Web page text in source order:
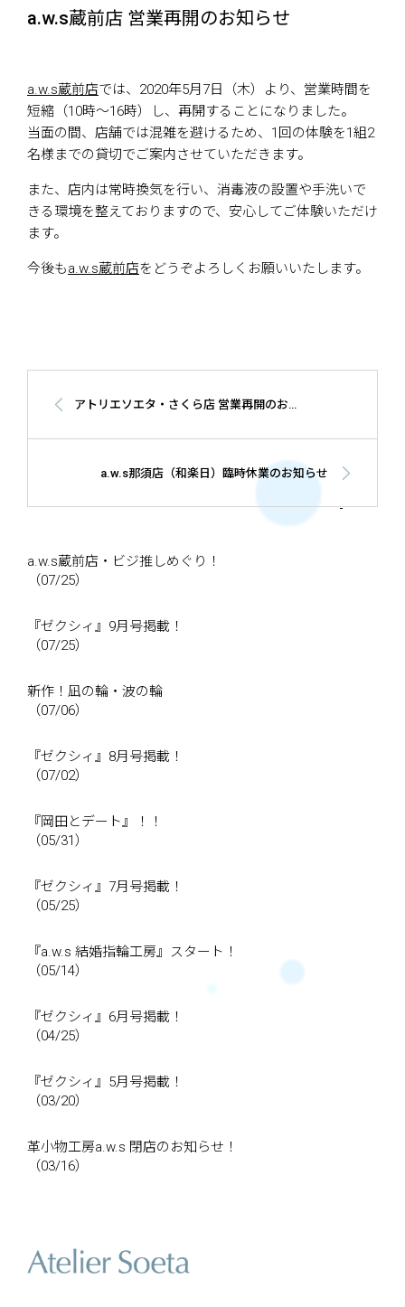
a.w.s蔵前店 営業再開のお知らせ
a.w.s蔵前店では、2020年5月7日（木）より、営業時間を
短縮（10時～16時）し、再開することになりました。
当面の間、店舗では混雑を避けるため、1回の体験を1組2
名様までの貸切でご案内させていただきます。
また、店内は常時換気を行い、消毒液の設置や手洗いで
きる環境を整えておりますので、安心してご体験いただけ
ます。
今後もa.w.s蔵前店をどうぞよろしくお願いいたします。
アトリエソエタ・さくら店 営業再開のお知らせ
a.w.s那須店（和楽日）臨時休業のお知らせ
a.w.s蔵前店・ビジ推しめぐり！
（07/25）
『ゼクシィ』9月号掲載！
（07/25）
新作！凪の輪・波の輪
（07/06）
『ゼクシィ』8月号掲載！
（07/02）
『岡田とデート』！！
（05/31）
『ゼクシィ』7月号掲載！
（05/25）
『a.w.s 結婚指輪工房』スタート！
（05/14）
『ゼクシィ』6月号掲載！
（04/25）
『ゼクシィ』5月号掲載！
（03/20）
革小物工房a.w.s 閉店のお知らせ！
（03/16）